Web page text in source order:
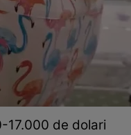
17.000 de dolari